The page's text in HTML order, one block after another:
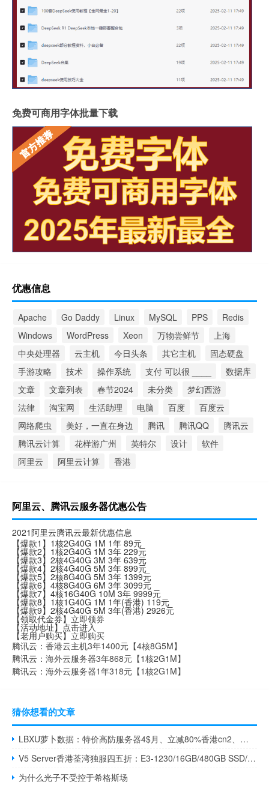
免费可商用字体批量下载
优惠信息
Apache Go Daddy Linux MySQL PPS
Redis
Windows
WordPress Xeon 万物尝鲜节
上海
中央处理器
云主机 今日头条 其它主机
固态硬盘
手游攻略
技术 操作系统 支付 可以很 ____
数据库
文章
文章列表 春节2024 未分类
梦幻西游
法律
淘宝网 生活助理 电脑 百度
百度云
网络爬虫
美好，一直在身边 腾讯 腾讯QQ
腾讯云
腾讯云计算
花样游广州 英特尔 设计
软件
阿里云
阿里云计算 香港
阿里云、腾讯云服务器优惠公告
2021阿里云腾讯云最新优惠信息
【爆款1】1核2G40G 1M 1年 89元
【爆款2】1核2G40G 1M 3年 229元
【爆款3】2核4G40G 3M 3年 639元
【爆款4】2核4G40G 5M 3年 899元
【爆款5】2核8G40G 5M 3年 1399元
【爆款6】4核8G40G 6M 3年 3099元
【爆款7】4核16G40G 10M 3年 9999元
【爆款8】1核1G40G 1M 1年(香港) 119元
【爆款9】2核4G40G 5M 3年(香港) 2926元
【领取代金券】 立即领券
【活动地址】 点击进入
【老用户购买】立即购买
腾讯云： 香港云主机3年1400元【4核8G5M】
腾讯云： 海外云服务器3年868元【1核2G1M】
腾讯云： 海外云服务器1年318元【1核2G1M】
猜你想看的文章
LBXU萝卜数据：特价高防服务器4$月、立减80%香港cn2、美国cn2高防大宽带、不限流量服务器
V5 Server香港荃湾独服四五折：E3-1230/16GB/480GB SSD/不限流量/30Mbps/292.5元/月起，支持支付宝/微信支付
为什么光子不受控于希格斯场